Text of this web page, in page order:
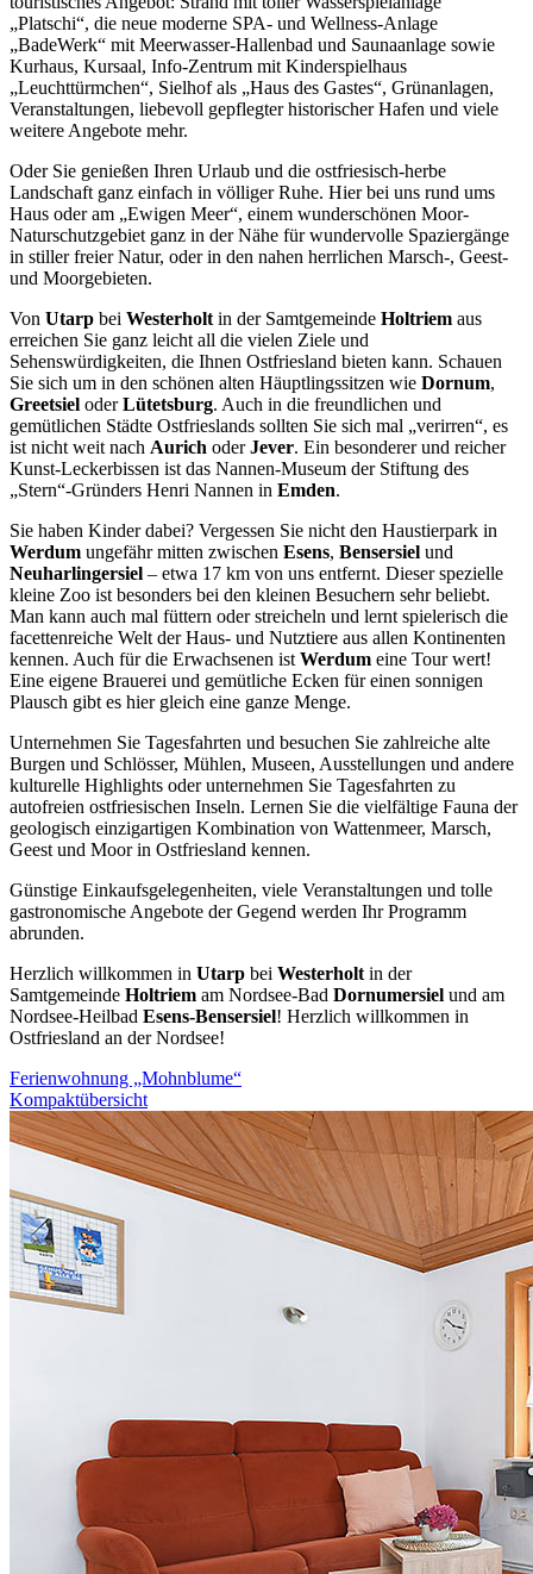
„Platschi“, die neue moderne SPA- und Wellness-Anlage
„BadeWerk“ mit Meerwasser-Hallenbad und Saunaanlage sowie
Kurhaus, Kursaal, Info-Zentrum mit Kinderspielhaus
„Leuchttürmchen“, Sielhof als „Haus des Gastes“, Grünanlagen,
Veranstaltungen, liebevoll gepflegter historischer Hafen und viele
weitere Angebote mehr.
Oder Sie genießen Ihren Urlaub und die ostfriesisch-herbe
Landschaft ganz einfach in völliger Ruhe. Hier bei uns rund ums
Haus oder am „Ewigen Meer“, einem wunderschönen Moor-
Naturschutzgebiet ganz in der Nähe für wundervolle Spaziergänge
in stiller freier Natur, oder in den nahen herrlichen Marsch-, Geest-
und Moorgebieten.
Von Utarp bei Westerholt in der Samtgemeinde Holtriem aus
erreichen Sie ganz leicht all die vielen Ziele und
Sehenswürdigkeiten, die Ihnen Ostfriesland bieten kann. Schauen
Sie sich um in den schönen alten Häuptlingssitzen wie Dornum,
Greetsiel oderLütetsburg. Auch in die freundlichen und
gemütlichen Städte Ostfrieslands sollten Sie sich mal „verirren“, es
ist nicht weit nach Aurich oderJever. Ein besonderer und reicher
Kunst-Leckerbissen ist das Nannen-Museum der Stiftung des
„Stern“-Gründers Henri Nannen in Emden.
Sie haben Kinder dabei? Vergessen Sie nicht den Haustierpark in
Werdum ungefähr mitten zwischen Esens, Bensersiel und
Neuharlingersiel – etwa 17 km von uns entfernt. Dieser spezielle
kleine Zoo ist besonders bei den kleinen Besuchern sehr beliebt.
Man kann auch mal füttern oder streicheln und lernt spielerisch die
facettenreiche Welt der Haus- und Nutztiere aus allen Kontinenten
kennen. Auch für die Erwachsenen ist Werdum eine Tour wert!
Eine eigene Brauerei und gemütliche Ecken für einen sonnigen
Plausch gibt es hier gleich eine ganze Menge.
Unternehmen Sie Tagesfahrten und besuchen Sie zahlreiche alte
Burgen und Schlösser, Mühlen, Museen, Ausstellungen und andere
kulturelle Highlights oder unternehmen Sie Tagesfahrten zu
autofreien ostfriesischen Inseln. Lernen Sie die vielfältige Fauna der
geologisch einzigartigen Kombination von Wattenmeer, Marsch,
Geest und Moor in Ostfriesland kennen.
Günstige Einkaufsgelegenheiten, viele Veranstaltungen und tolle
gastronomische Angebote der Gegend werden Ihr Programm
abrunden.
Herzlich willkommen in Utarp bei Westerholt in der
Samtgemeinde Holtriem am Nordsee-Bad Dornumersiel und am
Nordsee-Heilbad Esens-Bensersiel! Herzlich willkommen in
Ostfriesland an der Nordsee!
Ferienwohnung „Mohnblume“
Kompaktübersicht